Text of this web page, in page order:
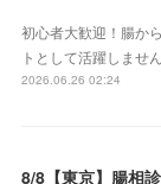
初心者大歓迎！腸か
トとして活躍しませ
2026.06.26 02:24